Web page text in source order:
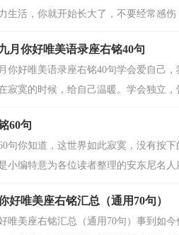
生活，你就开始长大了，不要经常感
月你好唯美语录座右铭40句
你好唯美语录座右铭40句学会爱自己
寂寞的时候，给自己温暖。学会独立
60句
句你知道，这世界如此寂寞，没有按
小编特意为各位读者整理的安东尼名人
好唯美座右铭汇总（通用70句）
唯美座右铭汇总（通用70句）事到如